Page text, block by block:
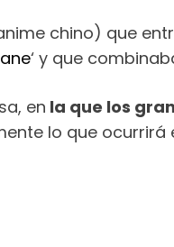
chino) que
‘ y que
en la que los
lo que